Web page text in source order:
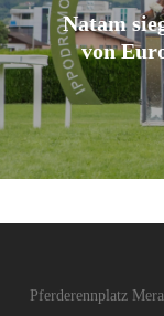
Natam
von
Pferderennplatz